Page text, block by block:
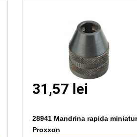
31,57 lei
28941 Mandrina rapida
Proxxon